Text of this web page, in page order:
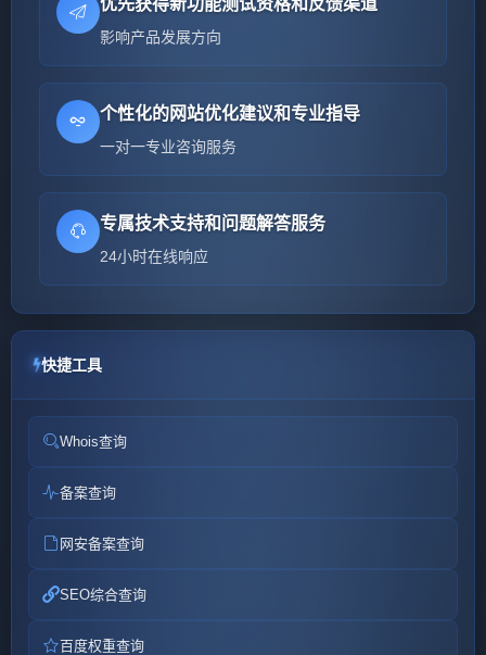
优先获得新功能测试资格和反馈渠道
影响产品发展方向
个性化的网站优化建议和专业指导
一对一专业咨询服务
专属技术支持和问题解答服务
24小时在线响应
快捷工具
Whois查询
备案查询
网安备案查询
SEO综合查询
百度权重查询